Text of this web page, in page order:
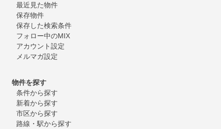
最近見た物件
保存物件
保存した検索条件
フォロー中のMIX
アカウント設定
メルマガ設定
物件を探す
条件から探す
新着から探す
市区から探す
路線・駅から探す